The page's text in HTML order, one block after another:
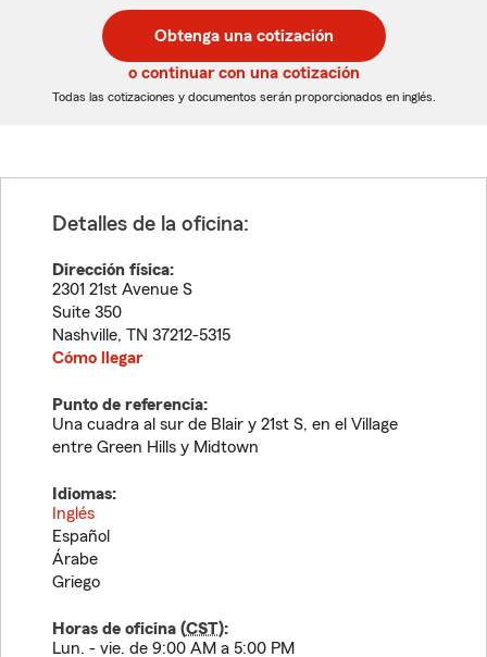
de
5
dígitos
de
5
dígitos
Obtenga una cotización
o continuar con una cotización
Todas las cotizaciones y documentos serán proporcionados en inglés.
Detalles de la oficina:
Dirección física:
2301 21st Avenue S
Suite 350
Nashville, TN 37212-5315
Cómo llegar
Punto de referencia:
Una cuadra al sur de Blair y 21st S, en el Village
entre Green Hills y Midtown
Idiomas:
Inglés
Español
Árabe
Griego
Horas de oficina (CST):
Lun. - vie. de 9:00 AM a 5:00 PM